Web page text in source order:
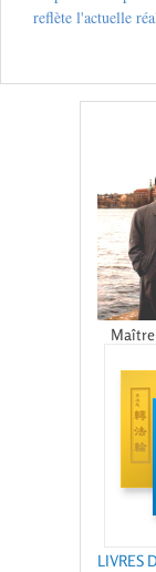
reflète l'actuelle
LIVRES